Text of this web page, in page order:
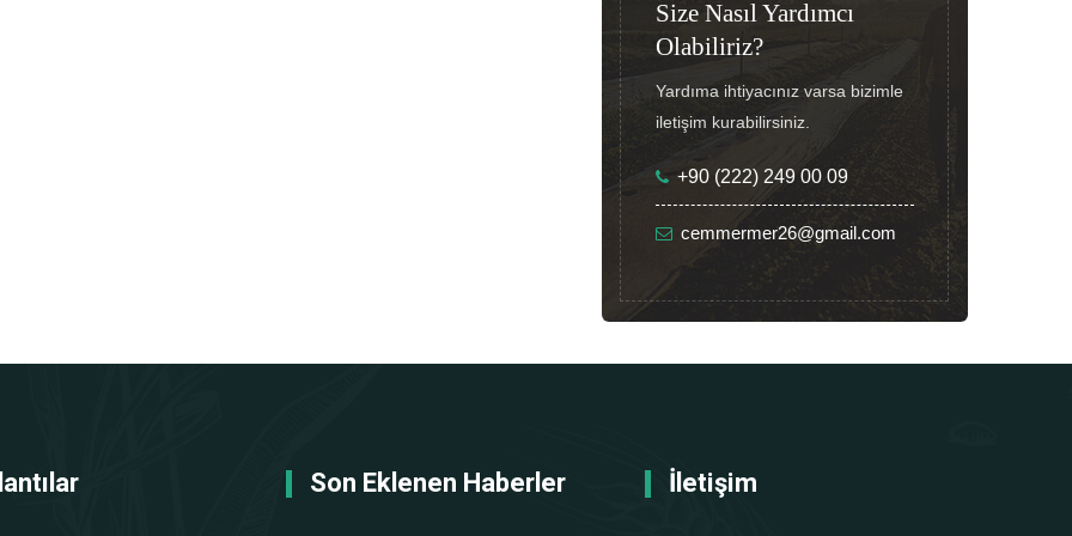
Size Nasıl Yardımcı
Olabiliriz?
Yardıma ihtiyacınız varsa bizimle
iletişim kurabilirsiniz.
+90 (222) 249 00 09
cemmermer26@gmail.com
Son Eklenen Haberler İletişim